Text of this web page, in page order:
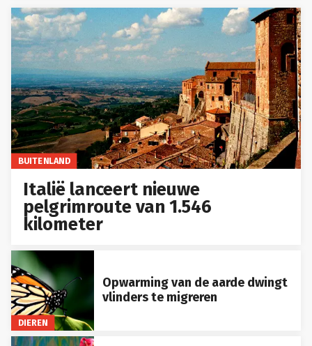
BUITENLAND
Italië lanceert nieuwe
pelgrimroute van 1.546
kilometer
DIEREN
Opwarming van de aarde dwingt
vlinders te migreren